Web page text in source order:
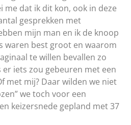
me dat ik dit kon, ook in deze
gesprekken met
mijn man en ik de knoop
waren best groot en waarom
te willen bevallen zo
iets zou gebeuren met een
met mij? Daar wilden we niet
we toch voor een
keizersnede gepland met 37